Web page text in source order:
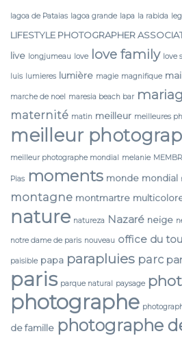
lagoa de Pataias lagoa grande lapa la rabida
LIFESTYLE PHOTOGRAPHER
live longjumeau love love family love
luis lumieres lumière magie magnifique
marche de noel maresia beach bar
maternité matin meilleur meilleures
meilleur
meilleur photographe mondial melanie
Pias moments monde mondial
montagne montmartre
nature natureza Nazaré neige
notre dame de paris nouveau office du
paisible papa parapluies parc
paris parque natural paysage
photographe
de famille photographe